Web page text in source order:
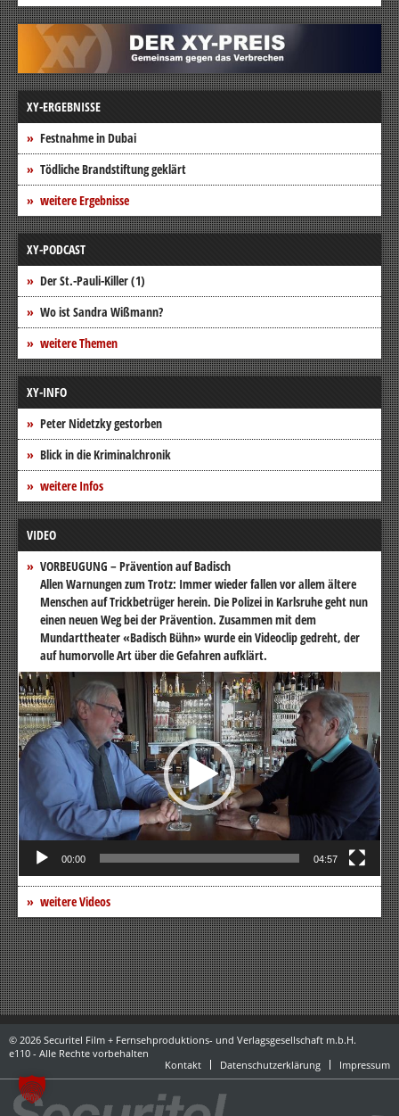
XY-ERGEBNISSE
Festnahme in Dubai
Tödliche Brandstiftung geklärt
weitere Ergebnisse
XY-PODCAST
Der St.-Pauli-Killer (1)
Wo ist Sandra Wißmann?
weitere Themen
XY-INFO
Peter Nidetzky gestorben
Blick in die Kriminalchronik
weitere Infos
VIDEO
VORBEUGUNG – Prävention auf Badisch
Allen Warnungen zum Trotz: Immer wieder fallen vor allem ältere
Menschen auf Trickbetrüger herein. Die Polizei in Karlsruhe geht nun
einen neuen Weg bei der Prävention. Zusammen mit dem
Mundarttheater «Badisch Bühn» wurde ein Videoclip gedreht, der
auf humorvolle Art über die Gefahren aufklärt.
Video-
Player
00:00 04:57
weitere Videos
© 2026 Securitel Film + Fernsehproduktions- und Verlagsgesellschaft m.b.H.
e110 - Alle Rechte vorbehalten
Kontakt
Datenschutzerklärung Impressum